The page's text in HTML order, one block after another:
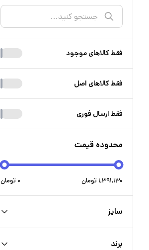
فقط کالا‌های موجود
فقط کالا‌های اصل
فقط ارسال فوری
محدوده قیمت
۱,۳۹۱,۱۳۰ تومان ۰ تومان
سایز
برند